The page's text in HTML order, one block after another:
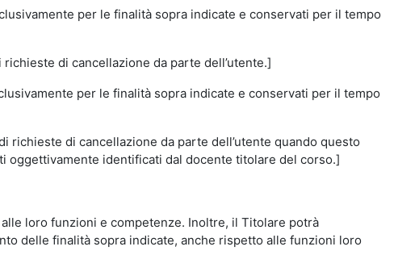
per le finalità sopra indicate e conservati per il tempo
di cancellazione da parte dell’utente.]
per le finalità sopra indicate e conservati per il tempo
di cancellazione da parte dell’utente quando questo
identificati dal docente titolare del corso.]
loro funzioni e competenze. Inoltre, il Titolare potrà
delle finalità sopra indicate, anche rispetto alle funzioni loro